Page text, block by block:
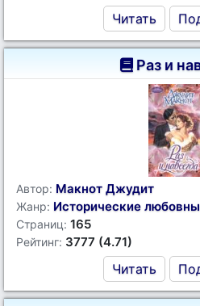
Читать
Раз и
Автор: Макнот Джудит
Жанр: Исторические
Страниц: 165
Рейтинг: 3777 (4.71)
Читать